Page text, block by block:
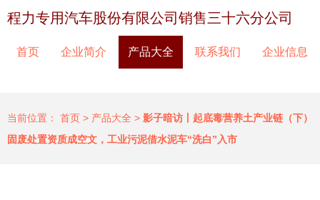
程力专用汽车股份有限公司销售三十六分公司
首页 企业简介 产品大全 联系我们 企业信息
当前位置： 首页 > 产品大全 > 影子暗访丨起底毒营养土产业链（下）
固废处置资质成空文，工业污泥借水泥车“洗白”入市